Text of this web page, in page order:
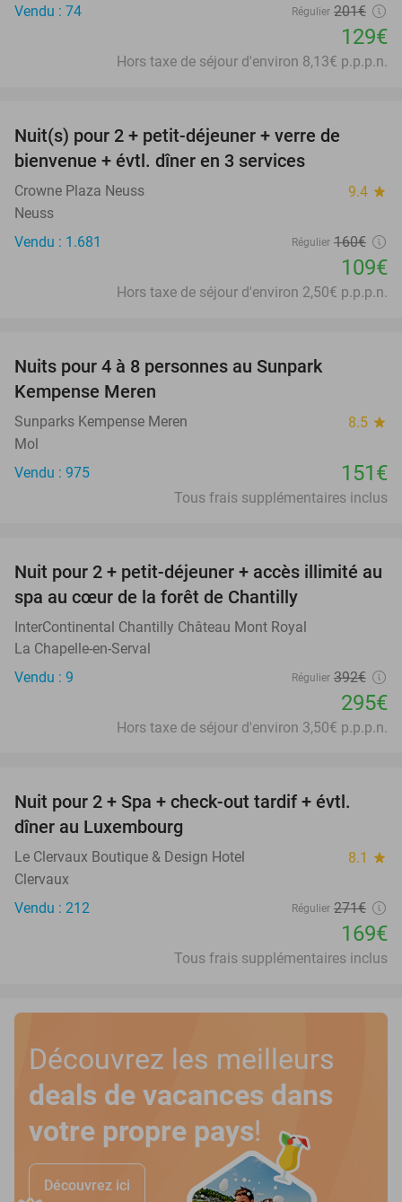
Vendu : 74
Régulier 201€
129€
Hors taxe de séjour d'environ 8,13€ p.p.p.n.
Nuit(s) pour 2 + petit-déjeuner + verre de
bienvenue + évtl. dîner en 3 services
Crowne Plaza Neuss 9.4 star
Neuss
Vendu : 1.681
Régulier 160€
109€
Hors taxe de séjour d'environ 2,50€ p.p.p.n.
Nuits pour 4 à 8 personnes au Sunpark
Kempense Meren
Sunparks Kempense Meren 8.5 star
Mol
Vendu : 975
151€
Tous frais supplémentaires inclus
25%
Nuit pour 2 + petit-déjeuner + accès illimité au
spa au cœur de la forêt de Chantilly
InterContinental Chantilly Château Mont Royal
La Chapelle-en-Serval
Vendu : 9
Régulier 392€
295€
Hors taxe de séjour d'environ 3,50€ p.p.p.n.
38%
Nuit pour 2 + Spa + check-out tardif + évtl.
dîner au Luxembourg
Le Clervaux Boutique & Design Hotel 8.1 star
Clervaux
Vendu : 212
Régulier 271€
169€
Tous frais supplémentaires inclus
Découvrez les meilleurs
deals de vacances dans
votre propre pays!
Découvrez ici